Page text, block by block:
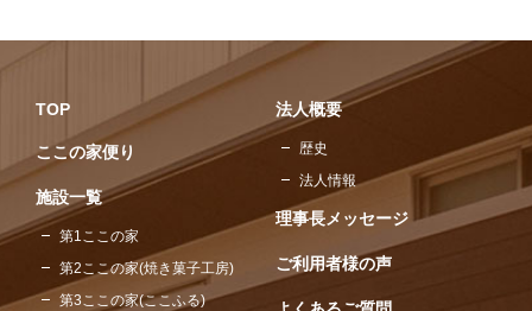
TOP
ここの家便り
施設一覧
第1ここの家
第2ここの家(焼き菓子工房)
第3ここの家(ここふる)
法人概要
歴史
法人情報
理事長メッセージ
ご利用者様の声